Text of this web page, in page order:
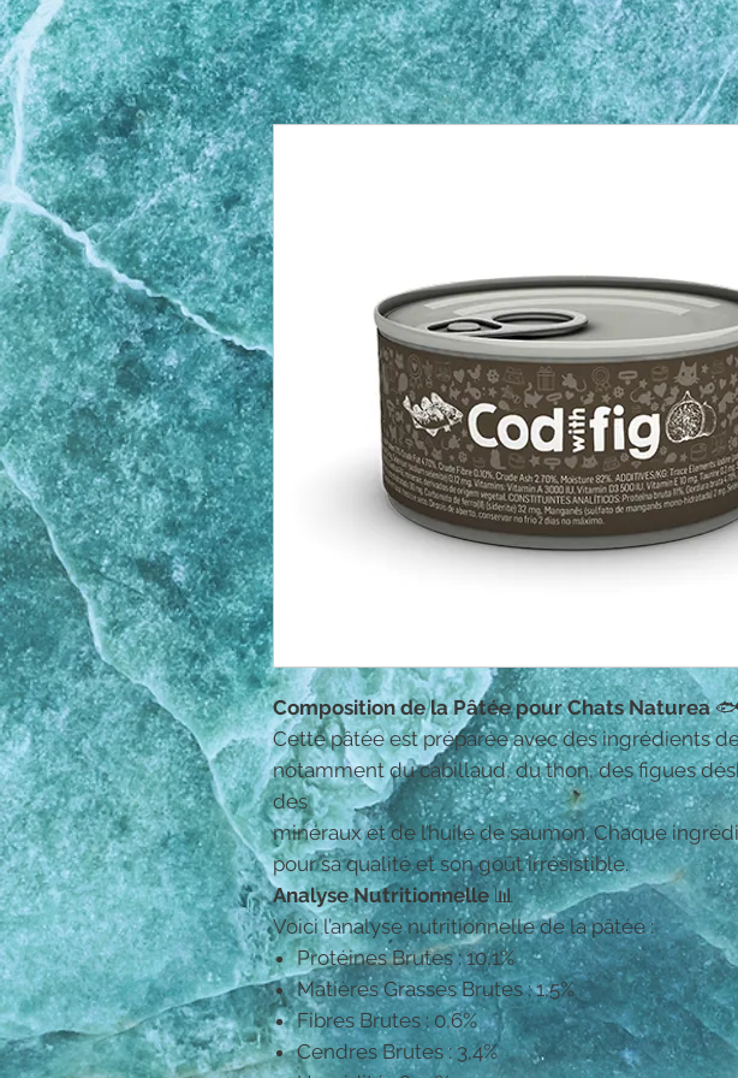
Composition de la Pâtée pour Chats Naturea
Cette pâtée est préparée avec des ingrédients
notamment du cabillaud, du thon, des figues
des
minéraux et de l’huile de saumon. Chaque
pour sa qualité et son goût irrésistible.
Analyse Nutritionnelle📊
Voici l’analyse nutritionnelle de la pâtée :
Protéines Brutes : 10,1%
Matières Grasses Brutes : 1,5%
Fibres Brutes : 0,6%
Cendres Brutes : 3,4%